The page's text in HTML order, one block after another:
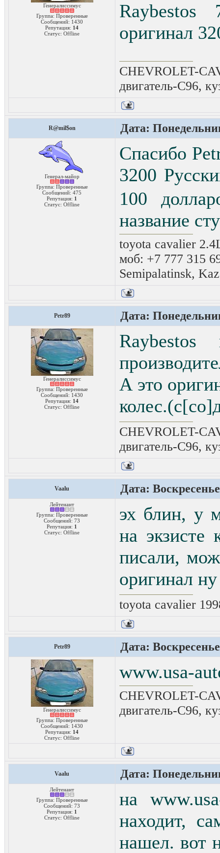
Генералиссимус
Группа: Проверенные
Сообщений: 1430
Репутация: 14
Статус: Offline
Raybestos
оригинал
CHEVROLET-
двигатель-C96,
R@mil$on Дата:
Генерал-майор
Группа: Проверенные
Сообщений: 475
Репутация: 1
Статус: Offline
Спасибо
3200
100
название
toyota cavalier
моб: +7 777 315
Semipalatinsk,
Petr89 Дата:
Генералиссимус
Группа: Проверенные
Сообщений: 1430
Репутация: 14
Статус: Offline
Raybestos
А это
CHEVROLET-
двигатель-C96,
Vaalu Дата:
Лейтенант
Группа: Проверенные
Сообщений: 73
Репутация: 1
Статус: Offline
эх блин, у
на экзисте
писали,
оригинал
toyota cavalier
Petr89 Дата:
Генералиссимус
Группа: Проверенные
Сообщений: 1430
Репутация: 14
Статус: Offline
www.usa-
CHEVROLET-
двигатель-C96,
Vaalu Дата:
Лейтенант
Группа: Проверенные
Сообщений: 73
Репутация: 1
Статус: Offline
на
находит,
нашел. вот